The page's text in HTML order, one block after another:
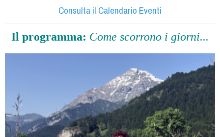
Consulta il Calendario Eventi
Il programma: Come scorrono i giorni...